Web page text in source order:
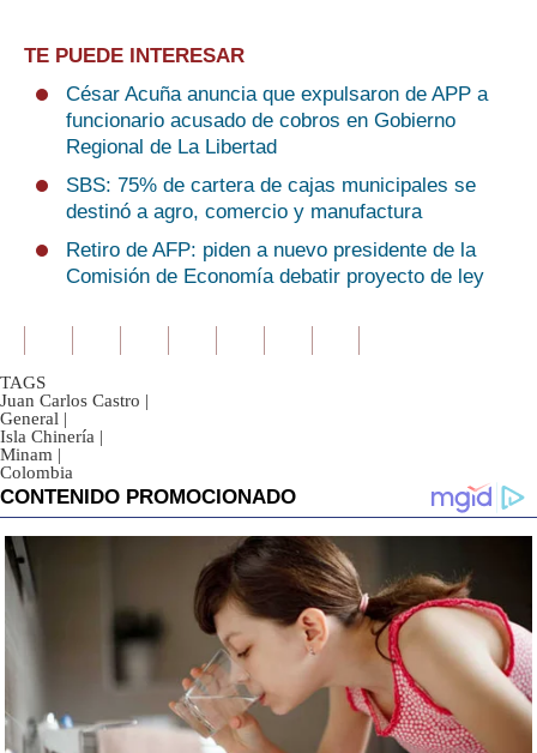
TE PUEDE INTERESAR
César Acuña anuncia que expulsaron de APP a
funcionario acusado de cobros en Gobierno
Regional de La Libertad
SBS: 75% de cartera de cajas municipales se
destinó a agro, comercio y manufactura
Retiro de AFP: piden a nuevo presidente de la
Comisión de Economía debatir proyecto de ley
TAGS
Juan Carlos Castro |
General |
Isla Chinería |
Minam |
Colombia